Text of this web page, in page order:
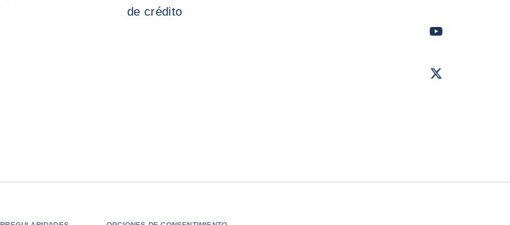
de crédito
Youtube
Twitter